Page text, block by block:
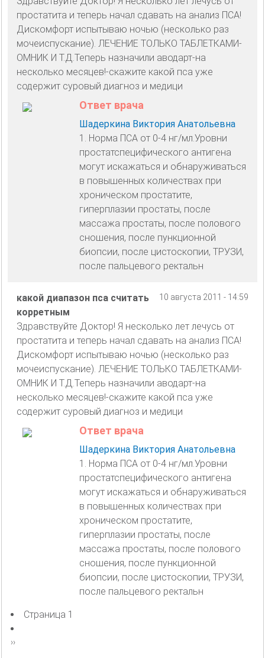
простатита и теперь начал сдавать на анализ ПСА!
Дискомфорт испытываю ночью (несколько раз
мочеиспускание). ЛЕЧЕНИЕ ТОЛЬКО ТАБЛЕТКАМИ-
ОМНИК И Т.Д.Теперь назначили аводарт-на
несколько месяцев!-скажите какой пса уже
содержит суровый диагноз и медици
Ответ врача
Шадеркина Виктория Анатольевна
1. Норма ПСА от 0-4 нг/мл.Уровни
простатспецифического антигена
могут искажаться и обнаруживаться
в повышенных количествах при
хроническом простатите,
гиперплазии простаты, после
массажа простаты, после полового
сношения, после пункционной
биопсии, после цистоскопии, ТРУЗИ,
после пальцевого ректальн
10 августа 2011 - 14:59
какой диапазон пса считать
корретным
Здравствуйте Доктор! Я несколько лет лечусь от
простатита и теперь начал сдавать на анализ ПСА!
Дискомфорт испытываю ночью (несколько раз
мочеиспускание). ЛЕЧЕНИЕ ТОЛЬКО ТАБЛЕТКАМИ-
ОМНИК И Т.Д.Теперь назначили аводарт-на
несколько месяцев!-скажите какой пса уже
содержит суровый диагноз и медици
Ответ врача
Шадеркина Виктория Анатольевна
1. Норма ПСА от 0-4 нг/мл.Уровни
простатспецифического антигена
могут искажаться и обнаруживаться
в повышенных количествах при
хроническом простатите,
гиперплазии простаты, после
массажа простаты, после полового
сношения, после пункционной
биопсии, после цистоскопии, ТРУЗИ,
после пальцевого ректальн
Нумерация
страниц
Страница 1
Следующая
››